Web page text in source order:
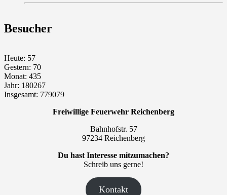
Besucher
Heute: 57
Gestern: 70
Monat: 435
Jahr: 180267
Insgesamt: 779079
Freiwillige Feuerwehr Reichenberg
Bahnhofstr. 57
97234 Reichenberg
Du hast Interesse mitzumachen?
Schreib uns gerne!
Kontakt